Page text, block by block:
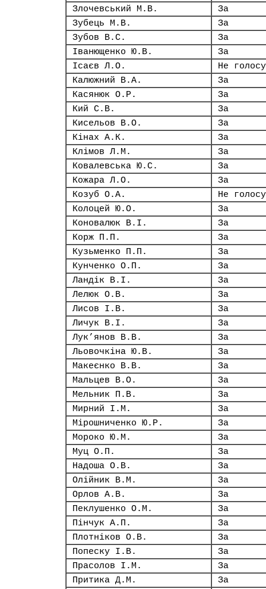
Злочевський М.В.
За
Зубець М.В.
За
Зубов В.С.
За
Іванющенко Ю.В.
За
Ісаєв Л.О.
Не
Калюжний В.А.
За
Касянюк О.Р.
За
Кий С.В.
За
Кисельов В.О.
За
Кінах А.К.
За
Клімов Л.М.
За
Ковалевська Ю.С.
За
Кожара Л.О.
За
Козуб О.А.
Не
Колоцей Ю.О.
За
Коновалюк В.І.
За
Корж П.П.
За
Кузьменко П.П.
За
Кунченко О.П.
За
Ландік В.І.
За
Лелюк О.В.
За
Лисов І.В.
За
Личук В.І.
За
Лук’янов В.В.
За
Льовочкіна Ю.В.
За
Макеєнко В.В.
За
Мальцев В.О.
За
Мельник П.В.
За
Мирний І.М.
За
Мірошниченко Ю.Р.
За
Мороко Ю.М.
За
Муц О.П.
За
Надоша О.В.
За
Олійник В.М.
За
Орлов А.В.
За
Пеклушенко О.М.
За
Пінчук А.П.
За
Плотніков О.В.
За
Попеску І.В.
За
Прасолов І.М.
За
Притика Д.М.
За